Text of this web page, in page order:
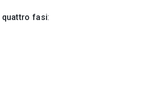
quattro fasi: